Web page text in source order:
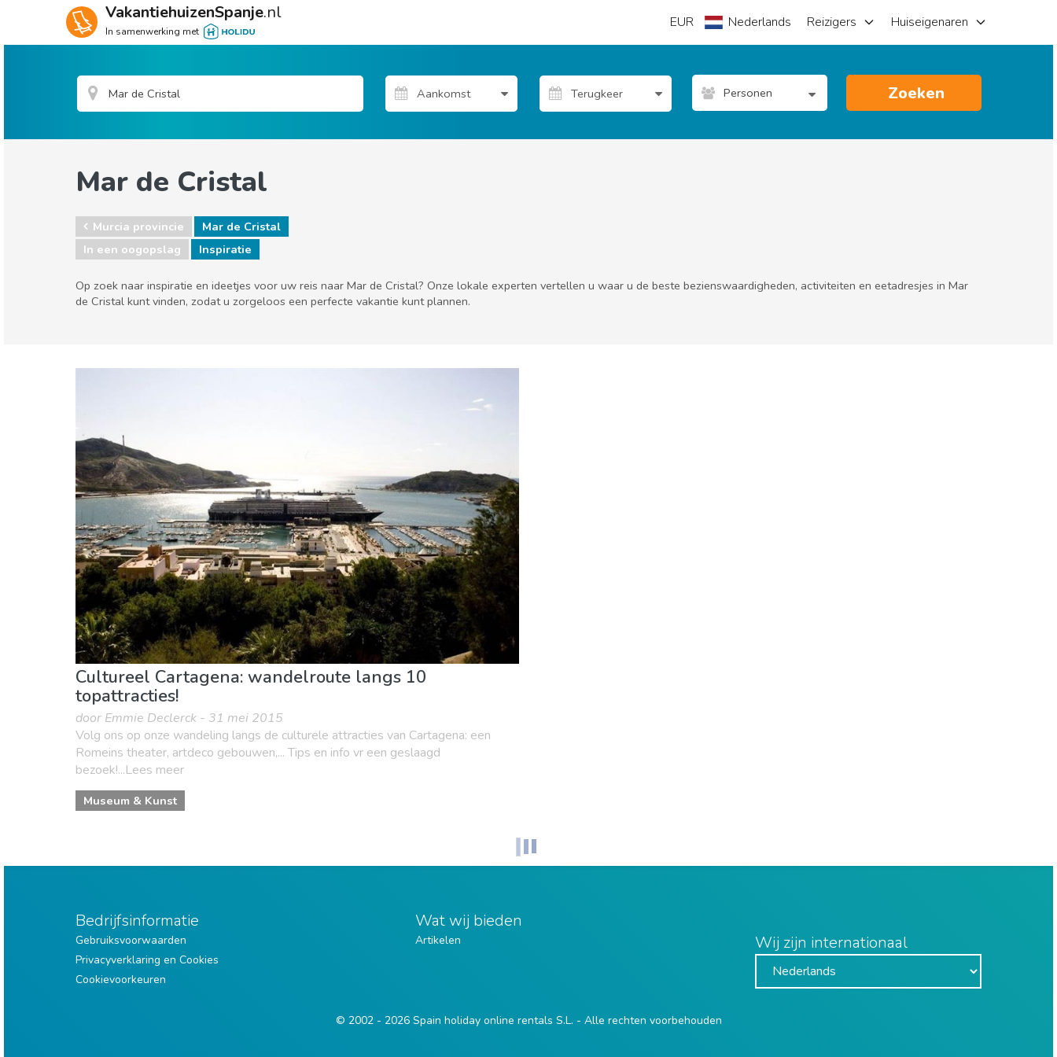
VakantiehuizenSpanje.nl
In samenwerking met
EUR Nederlands Reizigers Huiseigenaren
Personen Zoeken
Mar de Cristal
Murcia provincie
Mar de Cristal
In een oogopslag
Inspiratie
Op zoek naar inspiratie en ideetjes voor uw reis naar Mar de Cristal? Onze lokale experten vertellen u waar u de beste bezienswaardigheden, activiteiten en eetadresjes in Mar
de Cristal kunt vinden, zodat u zorgeloos een perfecte vakantie kunt plannen.
Cultureel Cartagena: wandelroute langs 10
topattracties!
door Emmie Declerck - 31 mei 2015
Volg ons op onze wandeling langs de culturele attracties van Cartagena: een
Romeins theater, artdeco gebouwen,... Tips en info vr een geslaagd
bezoek!...Lees meer
Museum & Kunst
Bedrijfsinformatie
Gebruiksvoorwaarden
Privacyverklaring en Cookies
Cookievoorkeuren
Wat wij bieden
Artikelen Wij zijn internationaal
© 2002 - 2026 Spain holiday online rentals S.L. - Alle rechten voorbehouden